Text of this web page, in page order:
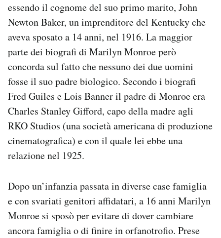
essendo il cognome del suo primo marito, John
Newton Baker, un imprenditore del Kentucky che
aveva sposato a 14 anni, nel 1916. La maggior
parte dei biografi di Marilyn Monroe però
concorda sul fatto che nessuno dei due uomini
fosse il suo padre biologico. Secondo i biografi
Fred Guiles e Lois Banner il padre di Monroe era
Charles Stanley Gifford, capo della madre agli
RKO Studios (una società americana di produzione
cinematografica) e con il quale lei ebbe una
relazione nel 1925.
Dopo un’infanzia passata in diverse case famiglia
e con svariati genitori affidatari, a 16 anni Marilyn
Monroe si sposò per evitare di dover cambiare
ancora famiglia o di finire in orfanotrofio. Prese